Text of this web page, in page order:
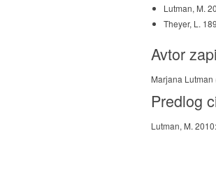
Lutman, M.
Theyer, L.
Avtor
Marjana
Predlog
Lutman, M.